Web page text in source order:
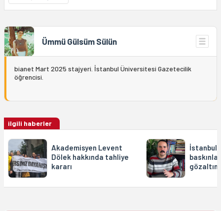
Ümmü Gülsüm Sülün
bianet Mart 2025 stajyeri. İstanbul Üniversitesi Gazetecilik
öğrencisi.
ilgili haberler
Akademisyen Levent
Dölek hakkında tahliye
kararı
İstanbul